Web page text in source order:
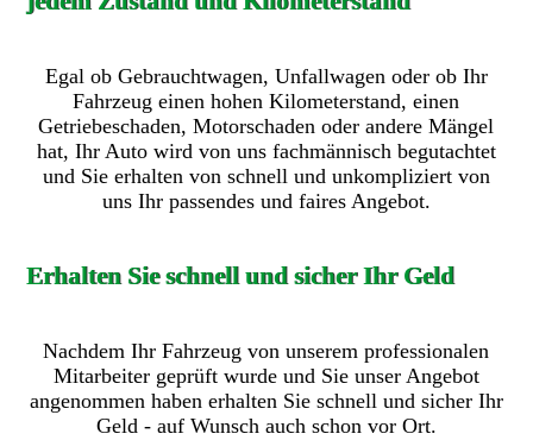
Egal ob Gebrauchtwagen, Unfallwagen oder ob Ihr
Fahrzeug einen hohen Kilometerstand, einen
Getriebeschaden, Motorschaden oder andere Mängel
hat, Ihr Auto wird von uns fachmännisch begutachtet
und Sie erhalten von schnell und unkompliziert von
uns Ihr passendes und faires Angebot.
Erhalten Sie schnell und sicher Ihr Geld
Nachdem Ihr Fahrzeug von unserem professionalen
Mitarbeiter geprüft wurde und Sie unser Angebot
angenommen haben erhalten Sie schnell und sicher Ihr
Geld - auf Wunsch auch schon vor Ort.